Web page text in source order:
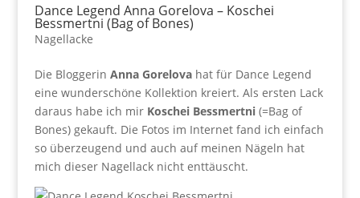
Dance Legend Anna Gorelova – Koschei
Bessmertni (Bag of Bones)
Nagellacke
Die Bloggerin Anna Gorelovahat für Dance Legend
eine wunderschöne Kollektion kreiert. Als ersten Lack
daraus habe ich mir Koschei Bessmertni(=Bag of
Bones) gekauft. Die Fotos im Internet fand ich einfach
so überzeugend und auch auf meinen Nägeln hat
mich dieser Nagellack nicht enttäuscht.